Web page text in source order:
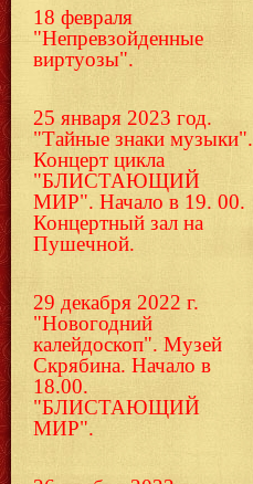
18 февраля
"Непревзойденные
виртуозы".
25 января 2023 год.
"Тайные знаки музыки".
Концерт цикла
"БЛИСТАЮЩИЙ
МИР". Начало в 19. 00.
Концертный зал на
Пушечной.
29 декабря 2022 г.
"Новогодний
калейдоскоп". Музей
Скрябина. Начало в
18.00.
"БЛИСТАЮЩИЙ
МИР".